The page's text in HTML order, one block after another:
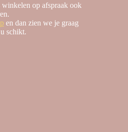
op afspraak ook
en dan zien we je graag
schikt.